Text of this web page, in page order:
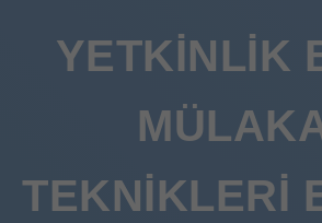
YETKINLIK
TEKNIKLERI